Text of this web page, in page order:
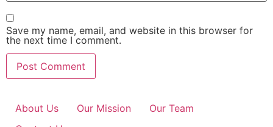
Save my name, email, and website in this browser for
the next time I comment.
About Us Our Mission
Our Team